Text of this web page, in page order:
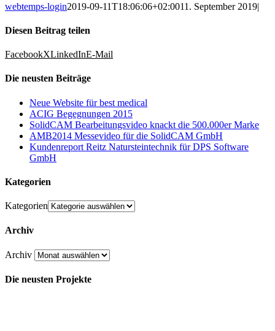
webtemps-login2019-09-11T18:06:06+02:0011. September 2019|
Diesen Beitrag teilen
FacebookXLinkedInE-Mail
Die neusten Beiträge
Neue Website für best medical
ACIG Begegnungen 2015
SolidCAM Bearbeitungsvideo knackt die 500.000er Marke
AMB2014 Messevideo für die SolidCAM GmbH
Kundenreport Reitz Natursteintechnik für DPS Software
GmbH
Kategorien
Kategorien
Archiv
Archiv
Die neusten Projekte